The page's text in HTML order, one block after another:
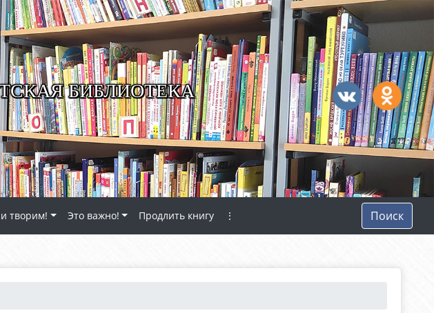
БИБЛИОТЕКА
творим! Это важно! Продлить книгу ⋮ Поиск